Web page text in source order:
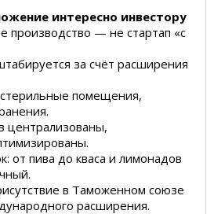
интересно инвестору
— не стартап «с
за счёт расширения
помещения,
централизованы,
от пива до кваса и лимонадов
в Таможенном союзе
расширения.